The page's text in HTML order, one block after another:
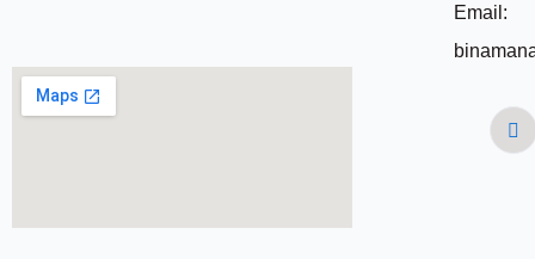
Email: